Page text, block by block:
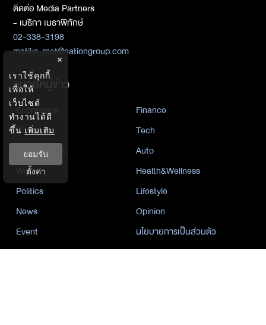
ติดต่อ Media Partners
- เมธิกา เมธาพิทักษ์
02-338-3198
metika_met@nationgroup.com
หมวดหมู่ข่าว
Economics
Finance
Business
Tech
Sustainability
Auto
World
Health&Wellness
Politics
Lifestyle
News
Opinion
Event
นโยบายการเป็นส่วนตัว
×
เราใช้คุกกี้
เพื่อให้
เว็บไซต์
ทำงานได้ดี
ขึ้น เพิ่มเติม
ยอมรับ
ตั้งค่า